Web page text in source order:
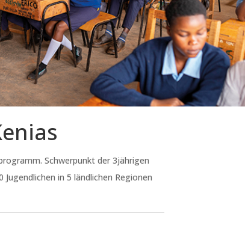
Schwerpunkt der 3jährigen
in 5 ländlichen Regionen